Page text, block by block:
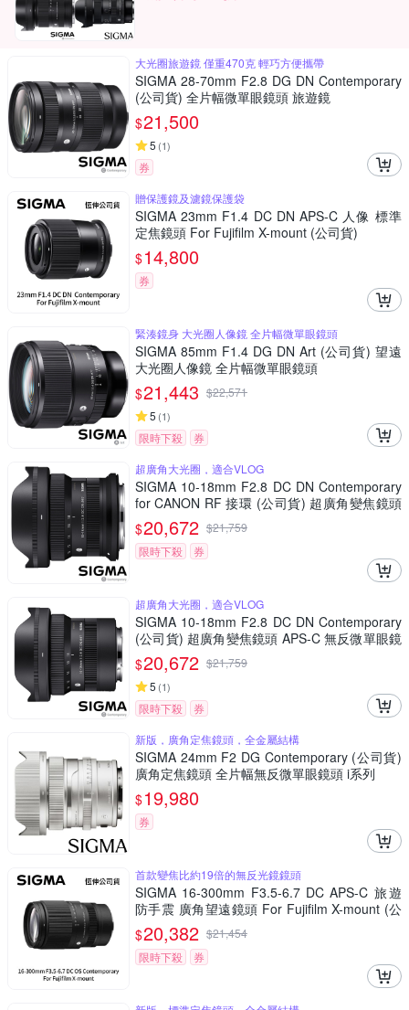
大光圈旅遊鏡 僅重470克 輕巧方便攜帶
SIGMA 28-70mm F2.8 DG DN Contemporary
(公司貨) 全片幅微單眼鏡頭 旅遊鏡
$21,500
5 (1)
券
贈保護鏡及濾鏡保護袋
SIGMA 23mm F1.4 DC DN APS-C 人像 標準
定焦鏡頭 For Fujifilm X-mount (公司貨)
$14,800
券
緊湊鏡身 大光圈人像鏡 全片幅微單眼鏡頭
SIGMA 85mm F1.4 DG DN Art (公司貨) 望遠
大光圈人像鏡 全片幅微單眼鏡頭
$21,443 $22,571
5 (1)
限時下殺
券
超廣角大光圈，適合VLOG
SIGMA 10-18mm F2.8 DC DN Contemporary
for CANON RF 接環 (公司貨) 超廣角變焦鏡頭
APS-C 無反微單眼鏡頭
$20,672 $21,759
限時下殺
券
超廣角大光圈，適合VLOG
SIGMA 10-18mm F2.8 DC DN Contemporary
(公司貨) 超廣角變焦鏡頭 APS-C 無反微單眼鏡
頭
$20,672 $21,759
5 (1)
限時下殺
券
新版，廣角定焦鏡頭，全金屬結構
SIGMA 24mm F2 DG Contemporary (公司貨)
廣角定焦鏡頭 全片幅無反微單眼鏡頭 i系列
$19,980
券
首款變焦比約19倍的無反光鏡鏡頭
SIGMA 16-300mm F3.5-6.7 DC APS-C 旅遊
防手震 廣角望遠鏡頭 For Fujifilm X-mount (公
司貨)
$20,382 $21,454
限時下殺
券